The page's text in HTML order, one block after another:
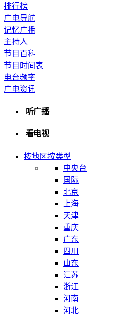
排行榜
广电导航
记忆广播
主持人
节目百科
节目时间表
电台频率
广电资讯
听广播
看电视
按地区按类型
中央台
国际
北京
上海
天津
重庆
广东
四川
山东
江苏
浙江
河南
河北